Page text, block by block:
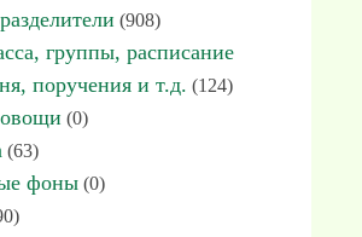
(908)
группы, расписание
поручения и т.д. (124)
(0)
(63)
фоны (0)